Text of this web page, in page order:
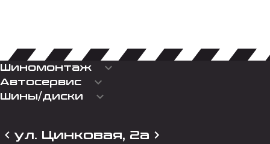
Шиномонтаж keyboard_arrow_down
Автосервис keyboard_arrow_down
Шины/диски keyboard_arrow_down
ул. Цинковая, 2а